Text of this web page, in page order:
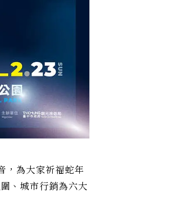
，為大家祈福蛇年
、城市行銷為六大